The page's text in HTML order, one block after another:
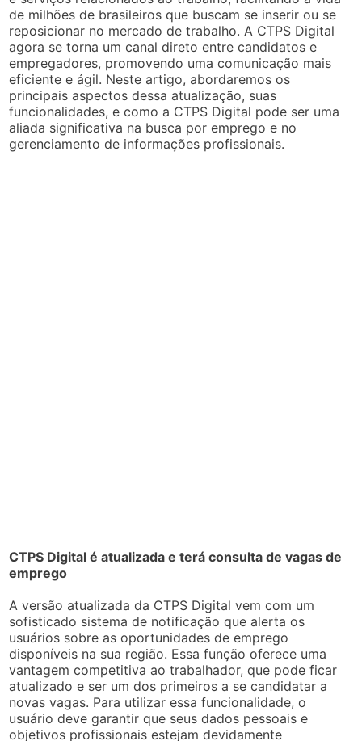
de milhões de brasileiros que buscam se inserir ou se
reposicionar no mercado de trabalho. A CTPS Digital
agora se torna um canal direto entre candidatos e
empregadores, promovendo uma comunicação mais
eficiente e ágil. Neste artigo, abordaremos os
principais aspectos dessa atualização, suas
funcionalidades, e como a CTPS Digital pode ser uma
aliada significativa na busca por emprego e no
gerenciamento de informações profissionais.
CTPS Digital é atualizada e terá consulta de vagas de
emprego
A versão atualizada da CTPS Digital vem com um
sofisticado sistema de notificação que alerta os
usuários sobre as oportunidades de emprego
disponíveis na sua região. Essa função oferece uma
vantagem competitiva ao trabalhador, que pode ficar
atualizado e ser um dos primeiros a se candidatar a
novas vagas. Para utilizar essa funcionalidade, o
usuário deve garantir que seus dados pessoais e
objetivos profissionais estejam devidamente